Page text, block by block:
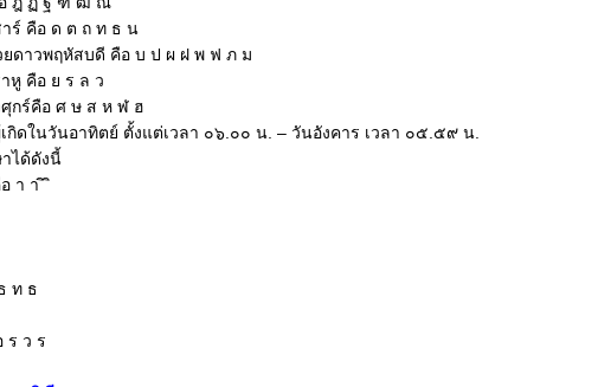
ร์ คือ ด ต ถ ท ธ น
ดาวพฤหัสบดี คือ บ ป ผ ฝ พ ฟ ภ ม
หู คือ ย ร ล ว
กร์คือ ศ ษ ส ห ฬ ฮ
ดในวันอาทิตย์ ตั้งแต่เวลา ๐๖.๐๐ น. – วันอังคาร เวลา ๐๕.๕๙ น.
ได้ดังนี้
า า
ท ธ
ร ว ร